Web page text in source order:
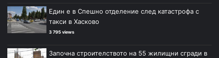
Един е в Спешно отделение след катастрофа с
такси в Хасково
3 795 views
Започна строителството на 55 жилищни сгради в